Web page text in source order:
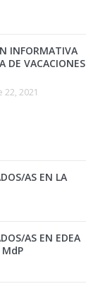
INFORMATIVA
DE VACACIONES
22, 2021
AS EN LA
AS EN EDEA
MdP